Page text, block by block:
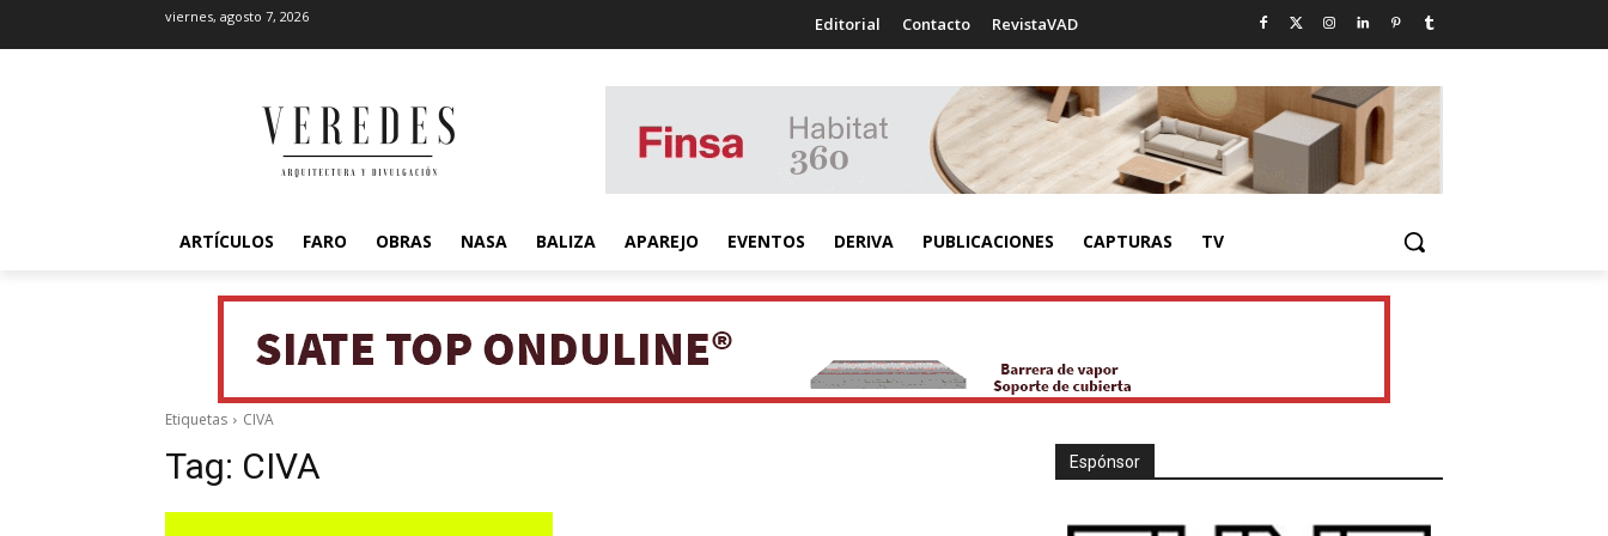
viernes, agosto 7, 2026 Editorial Contacto RevistaVAD
ARTÍCULOS FARO OBRAS NASA BALIZA APAREJO EVENTOS DERIVA PUBLICACIONES CAPTURAS TV
Etiquetas CIVA
Tag: CIVA Espónsor